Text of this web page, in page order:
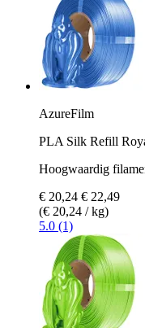
AzureFilm
PLA Silk Refill
Hoogwaardig
€ 20,24 € 22,49
(€ 20,24 / kg)
5.0 (1)